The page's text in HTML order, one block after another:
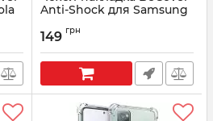
Anti-Shock для Samsung
(706960)
Артикул: 706960
149 грн